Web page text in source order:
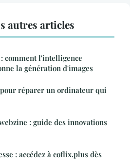
autres articles
comment l'intelligence
la génération d'images
réparer un ordinateur qui
: guide des innovations
: accédez à coflix.plus dès